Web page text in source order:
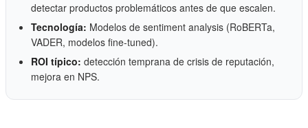
detectar productos problemáticos antes de que escalen.
Tecnología: Modelos de sentiment analysis (RoBERTa,
VADER, modelos fine-tuned).
ROI típico: detección temprana de crisis de reputación,
mejora en NPS.